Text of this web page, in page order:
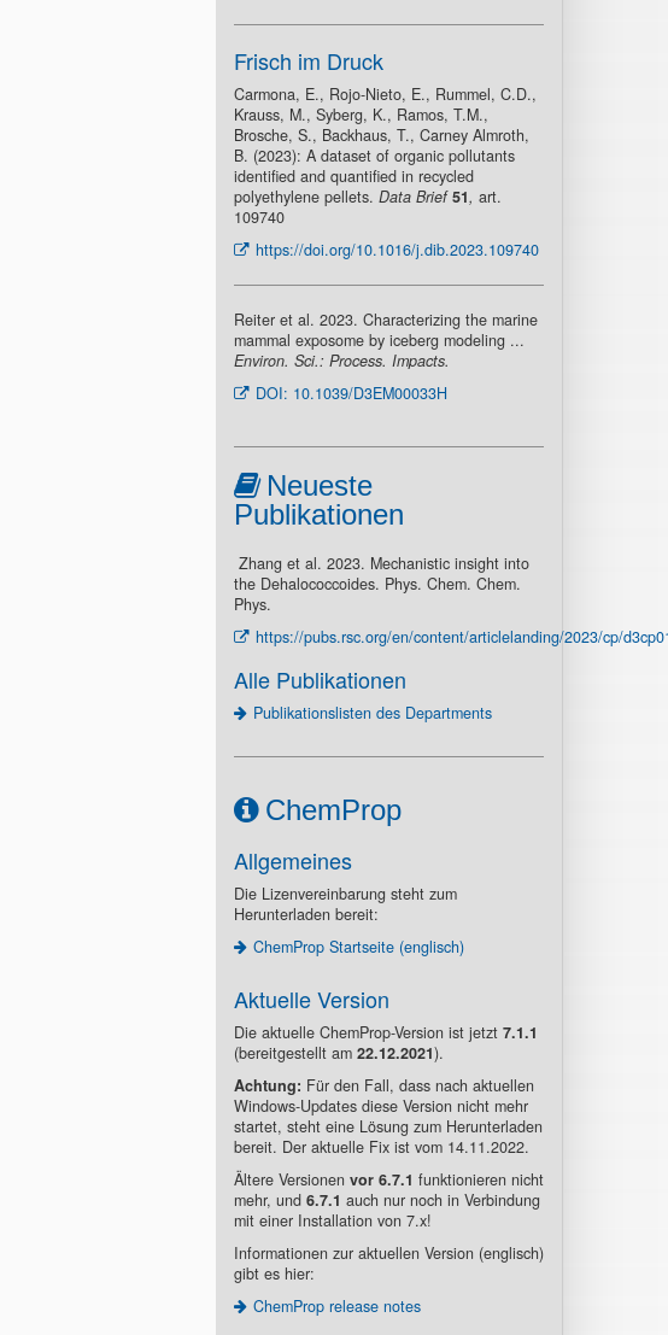
Frisch im Druck
Carmona, E., Rojo-Nieto, E., Rummel, C.D.,
Krauss, M., Syberg, K., Ramos, T.M.,
Brosche, S., Backhaus, T., Carney Almroth,
B. (2023): A dataset of organic pollutants
identified and quantified in recycled
polyethylene pellets. Data Brief51, art.
109740
https://doi.org/10.1016/j.dib.2023.109740
Reiter et al. 2023. Characterizing the marine
mammal exposome by iceberg modeling ...
Environ. Sci.: Process. Impacts.
DOI: 10.1039/D3EM00033H
Neueste
Publikationen
Zhang et al. 2023. Mechanistic insight into
the Dehalococcoides. Phys. Chem. Chem.
Phys.
https://pubs.rsc.org/en/content/articlelanding/2023/cp/
Alle Publikationen
Publikationslisten des Departments
ChemProp
Allgemeines
Die Lizenvereinbarung steht zum
Herunterladen bereit:
ChemProp Startseite (englisch)
Aktuelle Version
Die aktuelle ChemProp-Version ist jetzt 7.1.1
(bereitgestellt am 22.12.2021).
Achtung: Für den Fall, dass nach aktuellen
Windows-Updates diese Version nicht mehr
startet, steht eine Lösung zum Herunterladen
bereit. Der aktuelle Fix ist vom 14.11.2022.
Ältere Versionen vor 6.7.1 funktionieren nicht
mehr, und 6.7.1 auch nur noch in Verbindung
mit einer Installation von 7.x!
Informationen zur aktuellen Version (englisch)
gibt es hier:
ChemProp release notes